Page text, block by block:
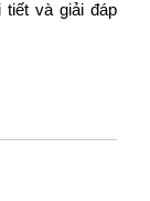
và giải đáp